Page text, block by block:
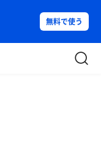
無料で使う